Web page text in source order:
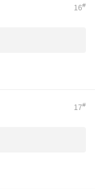
16#
17#